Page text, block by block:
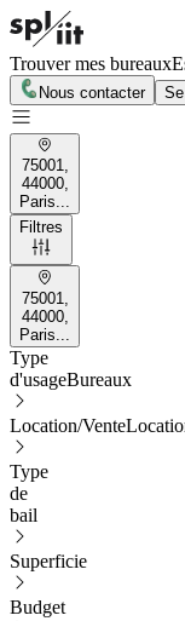
Trouver mes bureaux
Nous contacter
75001,
44000,
Paris...
Filtres
75001,
44000,
Paris...
Type
d'usageBureaux
Location/Vente
Type
de
bail
Superficie
Budget